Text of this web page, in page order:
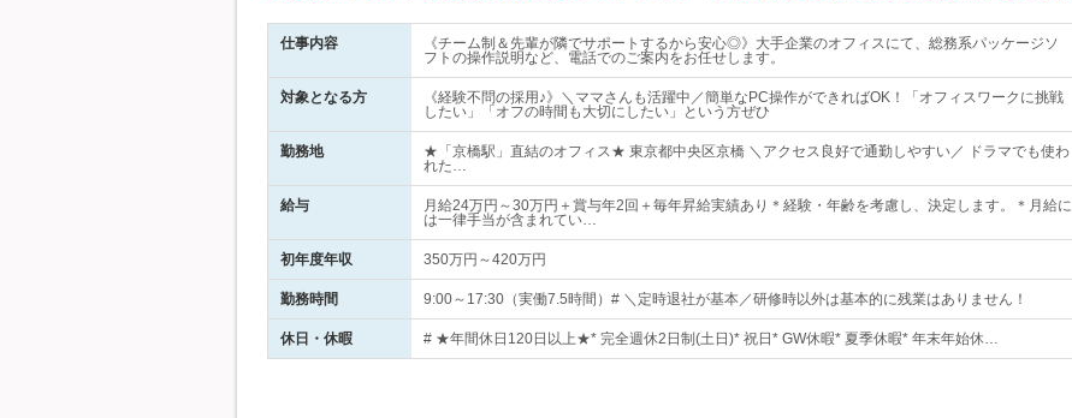
仕事内容
《チーム制＆先輩が隣でサポートするから安心◎》大手企業のオフィスにて、総務系パッケージソ
フトの操作説明など、電話でのご案内をお任せします。
対象となる方
《経験不問の採用♪》＼ママさんも活躍中／簡単なPC操作ができればOK！「オフィスワークに挑戦
したい」「オフの時間も大切にしたい」という方ぜひ
勤務地
★「京橋駅」直結のオフィス★ 東京都中央区京橋 ＼アクセス良好で通勤しやすい／ ドラマでも使わ
れた…
給与
月給24万円～30万円＋賞与年2回＋毎年昇給実績あり＊経験・年齢を考慮し、決定します。＊月給に
は一律手当が含まれてい…
初年度年収 350万円～420万円
勤務時間 9:00～17:30（実働7.5時間）# ＼定時退社が基本／研修時以外は基本的に残業はありません！
休日・休暇 # ★年間休日120日以上★* 完全週休2日制(土日)* 祝日* GW休暇* 夏季休暇* 年末年始休…